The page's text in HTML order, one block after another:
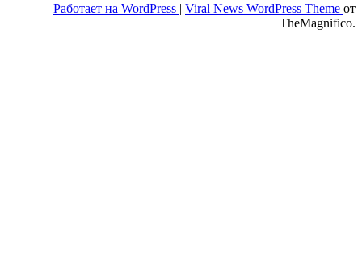
Работает на WordPress | Viral News WordPress Theme от
TheMagnifico.